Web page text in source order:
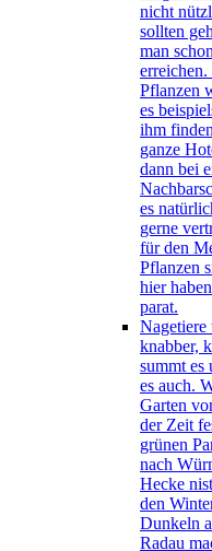
nicht
sollten
man
Pflanzen
es
ihm
ganze
dann bei
es
gerne
für den
Pflanzen
hier
parat.
Nagetiere
knabber,
summt es
es auch.
Garten
der Zeit
grünen
nach
Hecke
den
Dunkeln
Radau